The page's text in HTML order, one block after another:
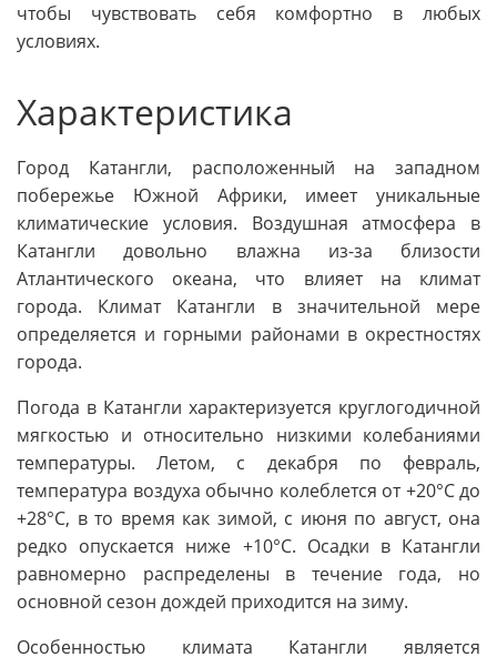
чтобы чувствовать себя комфортно в любых
условиях.
Характеристика
Город Катангли, расположенный на западном
побережье Южной Африки, имеет уникальные
климатические условия. Воздушная атмосфера в
Катангли довольно влажна из-за близости
Атлантического океана, что влияет на климат
города. Климат Катангли в значительной мере
определяется и горными районами в окрестностях
города.
Погода в Катангли характеризуется круглогодичной
мягкостью и относительно низкими колебаниями
температуры. Летом, с декабря по февраль,
температура воздуха обычно колеблется от +20°C до
+28°C, в то время как зимой, с июня по август, она
редко опускается ниже +10°C. Осадки в Катангли
равномерно распределены в течение года, но
основной сезон дождей приходится на зиму.
Особенностью климата Катангли является